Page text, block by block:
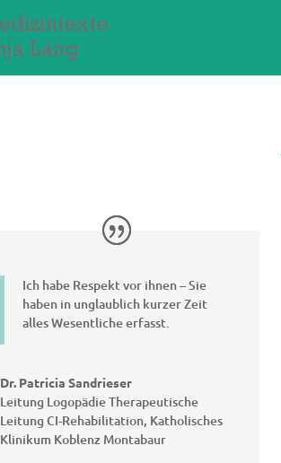
Ich habe Respekt vor ihnen – Sie
haben in unglaublich kurzer Zeit
alles Wesentliche erfasst.
Dr. Patricia Sandrieser
Leitung Logopädie Therapeutische
Leitung CI-Rehabilitation, Katholisches
Klinikum Koblenz Montabaur